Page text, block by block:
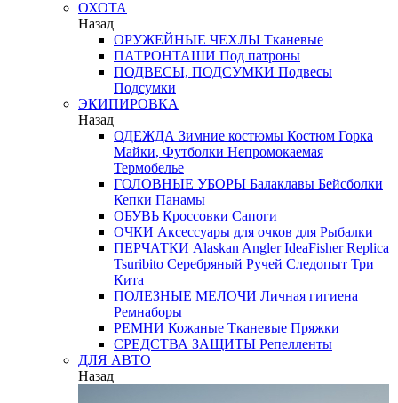
ОХОТА
Назад
ОРУЖЕЙНЫЕ ЧЕХЛЫ Тканевые
ПАТРОНТАШИ Под патроны
ПОДВЕСЫ, ПОДСУМКИ Подвесы
Подсумки
ЭКИПИРОВКА
Назад
ОДЕЖДА Зимние костюмы Костюм Горка
Майки, Футболки Непромокаемая
Термобелье
ГОЛОВНЫЕ УБОРЫ Балаклавы Бейсболки
Кепки Панамы
ОБУВЬ Кроссовки Сапоги
ОЧКИ Аксессуары для очков для Рыбалки
ПЕРЧАТКИ Alaskan AnglerIdeaFisherReplica
Tsuribito Серебряный Ручей Следопыт Три
Кита
ПОЛЕЗНЫЕ МЕЛОЧИ Личная гигиена
Ремнаборы
РЕМНИ Кожаные Тканевые Пряжки
СРЕДСТВА ЗАЩИТЫ Репелленты
ДЛЯ АВТО
Назад